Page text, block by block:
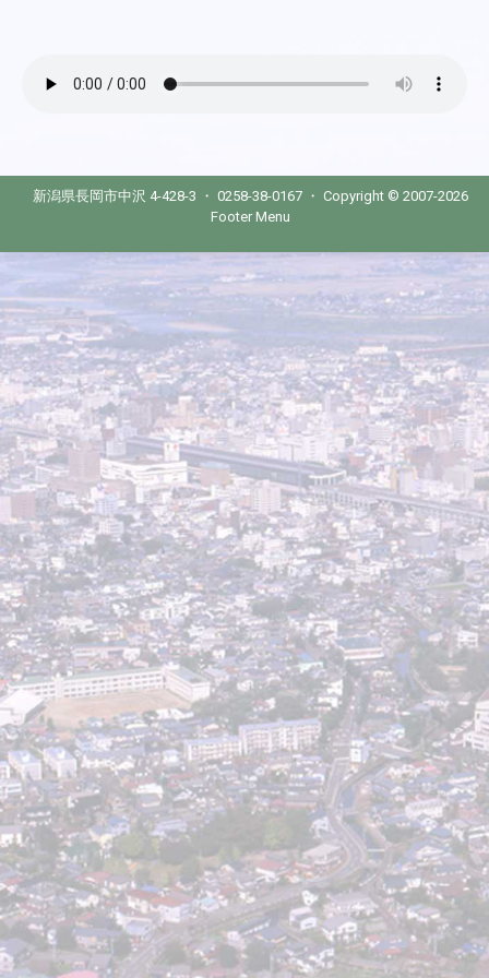
新潟県長岡市中沢 4-428-3 ・ 0258-38-0167 ・ Copyright © 2007-2026
Footer Menu